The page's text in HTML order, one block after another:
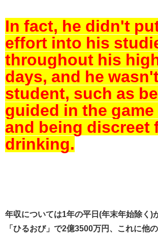
In fact, he didn't
effort into his
throughout his
days, and he
student, such as
guided in the game
and being discreet
drinking.
年収については1年の平日(年末年始除く)
「ひるおび」で2億3500万円、これに他